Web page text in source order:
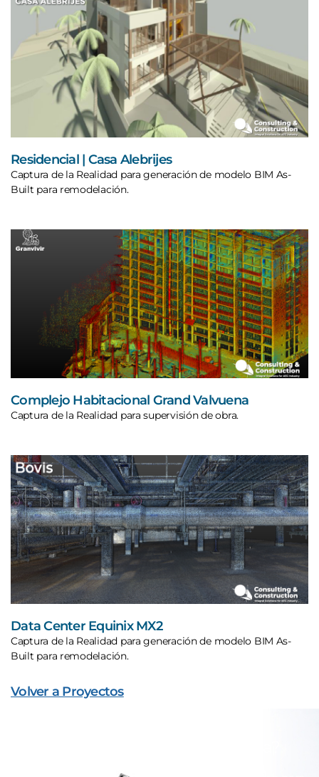
Residencial | Casa Alebrijes
Captura de la Realidad para generación de modelo BIM As-
Built para remodelación.
Complejo Habitacional Grand Valvuena
Captura de la Realidad para supervisión de obra.
Data Center Equinix MX2
Captura de la Realidad para generación de modelo BIM As-
Built para remodelación.
Volver a Proyectos